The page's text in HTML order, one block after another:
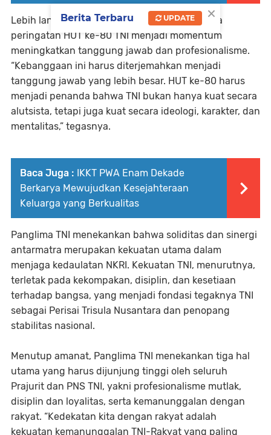
Lebih lanjut, Panglima TNI menegaskan bahwa
peringatan HUT ke-80 TNI menjadi momentum
meningkatkan tanggung jawab dan profesionalisme.
“Kebanggaan ini harus diterjemahkan menjadi
tanggung jawab yang lebih besar. HUT ke-80 harus
menjadi penanda bahwa TNI bukan hanya kuat secara
alutsista, tetapi juga kuat secara ideologi, karakter, dan
mentalitas,” tegasnya.
Baca Juga : IKKT PWA Enam Dekade
Berkarya Mewujudkan Kesejahteraan
Keluarga yang Berkualitas
Panglima TNI menekankan bahwa soliditas dan sinergi
antarmatra merupakan kekuatan utama dalam
menjaga kedaulatan NKRI. Kekuatan TNI, menurutnya,
terletak pada kekompakan, disiplin, dan kesetiaan
terhadap bangsa, yang menjadi fondasi tegaknya TNI
sebagai Perisai Trisula Nusantara dan penopang
stabilitas nasional.
Menutup amanat, Panglima TNI menekankan tiga hal
utama yang harus dijunjung tinggi oleh seluruh
Prajurit dan PNS TNI, yakni profesionalisme mutlak,
disiplin dan loyalitas, serta kemanunggalan dengan
rakyat. “Kedekatan kita dengan rakyat adalah
kekuatan kemanunggalan TNI-Rakyat yang paling
×
Berita Terbaru UPDATE